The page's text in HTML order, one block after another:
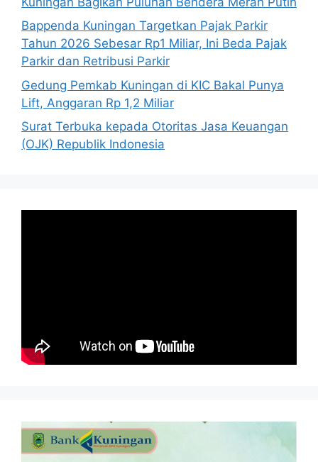
Bappenda Kuningan Targetkan Pajak Parkir
Tahun 2026 Sebesar Rp1 Miliar, Ini Beda Pajak
Parkir dan Retribusi Parkir
Gedung Pemkab Kuningan di KIC Bakal Punya
Lift, Anggaran Rp 1,2 Miliar
Surat Terbuka kepada Otoritas Jasa Keuangan
(OJK) Republik Indonesia